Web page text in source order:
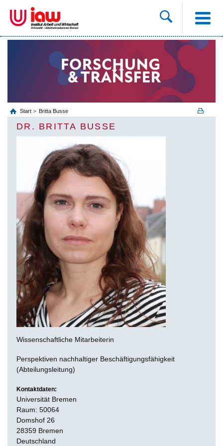
Start Britta Busse
DR. BRITTA BUSSE
Wissenschaftliche Mitarbeiterin
Perspektiven nachhaltiger Beschäftigungsfähigkeit
(Abteilungsleitung)
Kontaktdaten:
Universität Bremen
Raum: 50064
Domshof 26
28359 Bremen
Deutschland